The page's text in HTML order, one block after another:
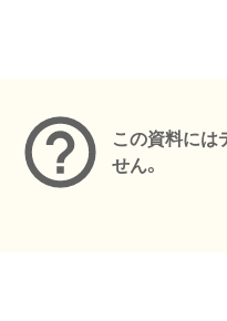
この資料には
せん。